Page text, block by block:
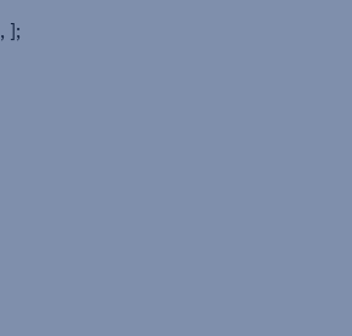
, ];